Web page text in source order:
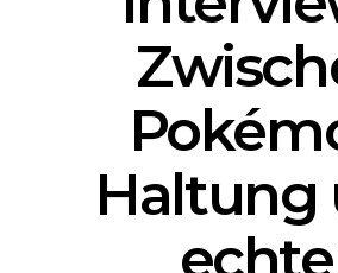
Haltung